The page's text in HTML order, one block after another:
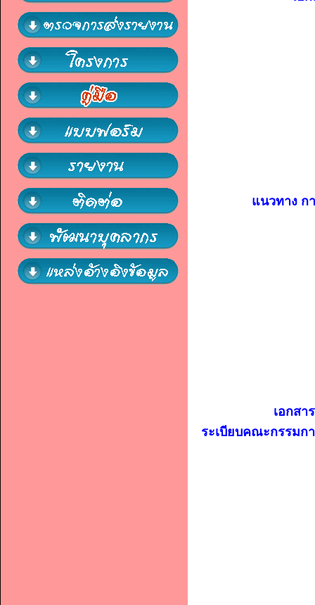
แนวทาง ก
เอกสา
ระเบียบคณะกรรม